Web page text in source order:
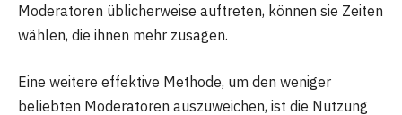
Moderatoren üblicherweise auftreten, können sie Zeiten
wählen, die ihnen mehr zusagen.
Eine weitere effektive Methode, um den weniger
beliebten Moderatoren auszuweichen, ist die Nutzung